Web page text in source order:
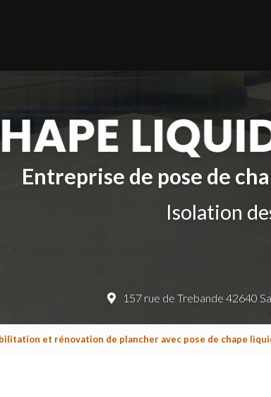
Entreprise de pose de
Isolation
157 rue de Trebande 42640
et rénovation de plancher avec pose de chape